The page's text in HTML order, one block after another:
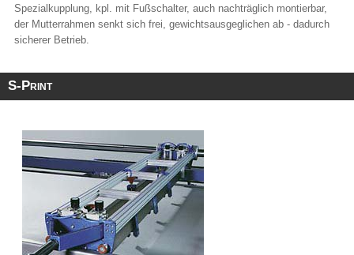
Spezialkupplung, kpl. mit Fußschalter, auch nachträglich montierbar,
der Mutterrahmen senkt sich frei, gewichtsausgeglichen ab - dadurch
sicherer Betrieb.
S-Print